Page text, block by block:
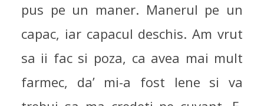
pus pe un maner. Manerul pe un
capac, iar capacul deschis. Am vrut
sa ii fac si poza, ca avea mai mult
farmec, da’ mi-a fost lene si va